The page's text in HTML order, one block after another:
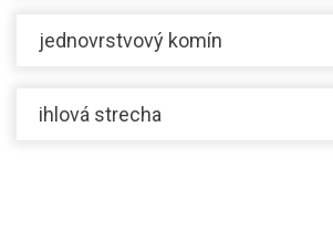
jednovrstvový komín
ihlová strecha